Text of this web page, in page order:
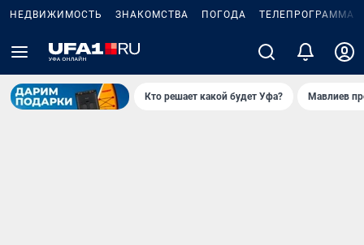
НЕДВИЖИМОСТЬ ЗНАКОМСТВА ПОГОДА ТЕЛЕПРОГРАММА
Кто решает какой будет Уфа? Мавлиев